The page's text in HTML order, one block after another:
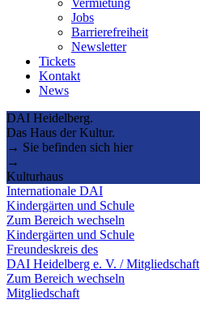
Jobs
Barrierefreiheit
Newsletter
Tickets
Kontakt
News
DAI Heidelberg.
Das Haus der Kultur.
→ Sie befinden sich hier
→
Kulturhaus
Internationale DAI
Kindergärten und Schule
Zum Bereich wechseln
Kindergärten und Schule
Freundeskreis des
DAI Heidelberg e. V. / Mitgliedschaft
Zum Bereich wechseln
Mitgliedschaft